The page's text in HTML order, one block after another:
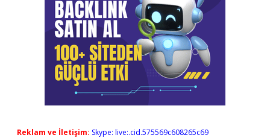
Reklam ve İletişim: Skype: live:.cid.575569c608265c69